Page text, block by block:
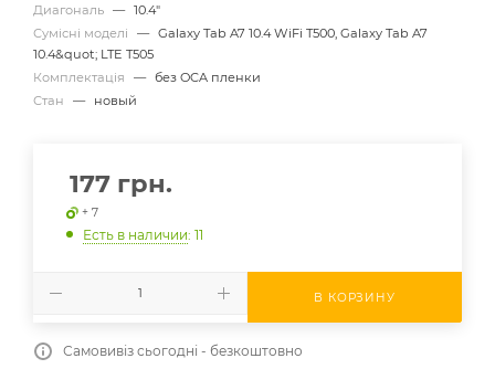
Диагональ — 10.4"
Сумісні моделі
— Galaxy Tab A7 10.4 WiFi T500, Galaxy Tab A7
10.4&quot; LTE T505
Комплектація
— без OCA пленки
Стан
— новый
177 грн.
+ 7
Есть в наличии: 11
В КОРЗИНУ
Самовивіз сьогодні - безкоштовно